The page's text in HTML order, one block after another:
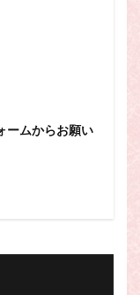
ームからお願い